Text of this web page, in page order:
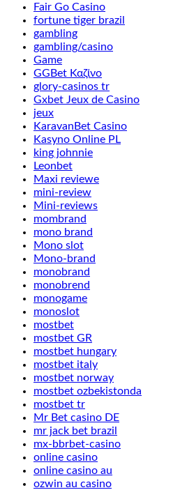
Fair Go Casino
fortune tiger brazil
gambling
gambling/casino
Game
GGBet Καζίνο
glory-casinos tr
Gxbet Jeux de Casino
jeux
KaravanBet Casino
Kasyno Online PL
king johnnie
Leonbet
Maxi reviewe
mini-review
Mini-reviews
mombrand
mono brand
Mono slot
Mono-brand
monobrand
monobrend
monogame
monoslot
mostbet
mostbet GR
mostbet hungary
mostbet italy
mostbet norway
mostbet ozbekistonda
mostbet tr
Mr Bet casino DE
mr jack bet brazil
mx-bbrbet-casino
online casino
online casino au
ozwin au casino